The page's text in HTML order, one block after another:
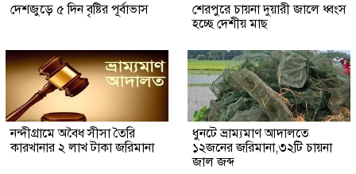
দেশজুড়ে ৫ দিন বৃষ্টির পূর্বাভাস
শেরপুরে চায়না দুয়ারী জালে ধ্বংস
হচ্ছে দেশীয় মাছ
নন্দীগ্রামে অবৈধ সীসা তৈরি
কারখানার ২ লাখ টাকা জরিমানা
ধুনটে ভ্রাম্যমাণ আদালতে
১২জনের জরিমানা,৩২টি চায়না
জাল জব্দ